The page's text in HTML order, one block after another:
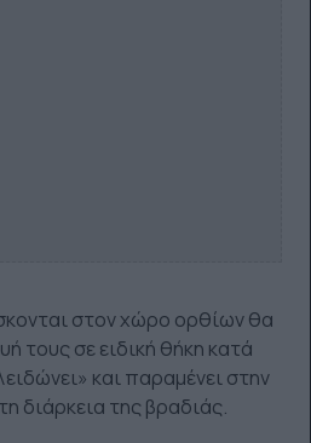
στον χώρο ορθίων θα
τους σε ειδική θήκη κατά
και παραμένει στην
διάρκεια της βραδιάς.